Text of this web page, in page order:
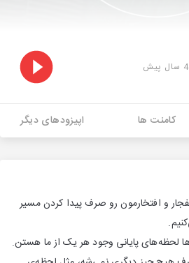
4 سال پیش
کامنت ها اپیزودهای دیگر
و افتخارمون رو صرف پیدا کردن مسیر
لحظه‌های پایانی وجود هر یک از ما هستن.